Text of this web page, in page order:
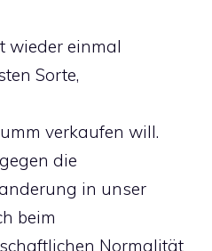
wieder einmal
Sorte,
verkaufen will.
die
in unser
beim
Normalität